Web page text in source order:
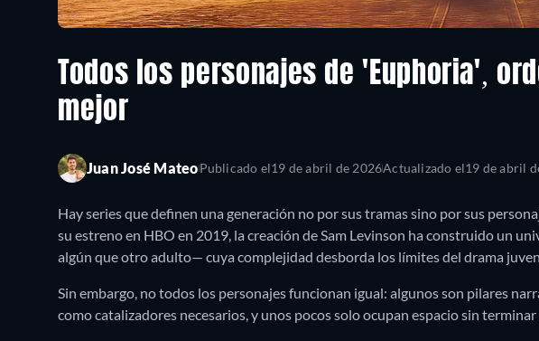
Todos los personajes de 'Euphoria',
mejor
Juan José MateoPublicado el19 de abril de 2026Actualizado el19 de abril
Hay series que definen una generación no por sus tramas sino por sus
su estreno en HBO en 2019, la creación de Sam Levinson ha construido un
algún que otro adulto— cuya complejidad desborda los límites del drama
Sin embargo, no todos los personajes funcionan igual: algunos son pilares
como catalizadores necesarios, y unos pocos solo ocupan espacio sin terminar